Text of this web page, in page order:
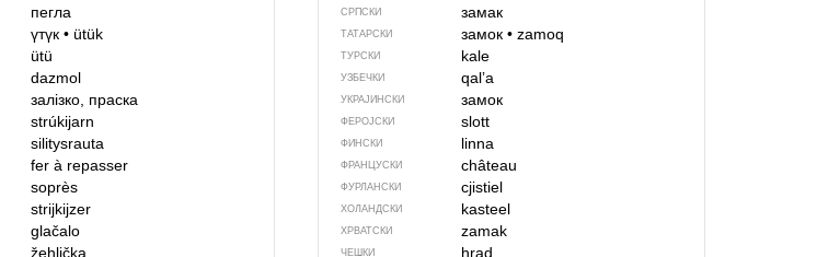
пегла
үтүк • ütük
ütü
dazmol
залізко, праска
strúkijarn
silitysrauta
fer à repasser
soprès
strijkijzer
glačalo
žehlička
СРПСКИ замак
ТАТАРСКИ замок• zamoq
ТУРСКИ kale
УЗБЕЧКИ qalʼa
УКРАЈИНСКИ замок
ФЕРОЈСКИ slott
ФИНСКИ linna
ФРАНЦУСКИ château
ФУРЛАНСКИ cjistiel
ХОЛАНДСКИ kasteel
ХРВАТСКИ zamak
ЧЕШКИ hrad